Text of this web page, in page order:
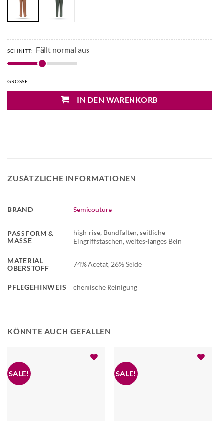
SCHNITT: Fällt normal aus
GRÖSSE
IN DEN WARENKORB
ZUSÄTZLICHE INFORMATIONEN
PFLEGEHINWEIS chemische Reinigung
BRAND Semicouture
PASSFORM &
MASSE
high-rise, Bundfalten, seitliche
Eingriffstaschen, weites-langes Bein
MATERIAL
OBERSTOFF
74% Acetat, 26% Seide
KÖNNTE AUCH GEFALLEN